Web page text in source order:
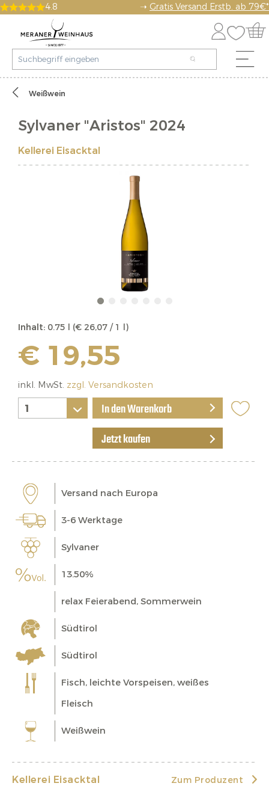
4.8 ➝ Gratis Versand Erstb. ab 79€*
Weißwein
Sylvaner "Aristos" 2024
Kellerei Eisacktal
Inhalt: 0.75 l (€ 26,07 / 1 l)
€ 19,55
inkl. MwSt. zzgl. Versandkosten
In den Warenkorb
Jetzt kaufen
Versand nach Europa
3-6 Werktage
Sylvaner
13.50%
relax Feierabend, Sommerwein
Südtirol
Südtirol
Fisch, leichte Vorspeisen, weißes
Fleisch
Weißwein
Kellerei Eisacktal Zum Produzent